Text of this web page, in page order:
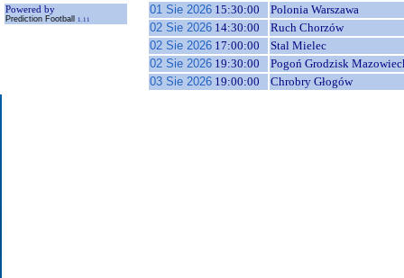
Powered by
Prediction Football 1.11
01 Sie 2026 15:30:00
Polonia Warszawa
02 Sie 2026 14:30:00
Ruch Chorzów
02 Sie 2026 17:00:00
Stal Mielec
02 Sie 2026 19:30:00
Pogoń Grodzisk
03 Sie 2026 19:00:00 Chrobry Głogów